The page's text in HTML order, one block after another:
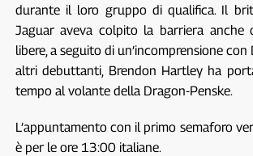
durante il loro gruppo di qualifica. Il
Jaguar aveva colpito la barriera anche
libere, a seguito di un’incomprensione con
altri debuttanti, Brendon Hartley ha
tempo al volante della Dragon-Penske.
L’appuntamento con il primo semaforo
è per le ore 13:00 italiane.